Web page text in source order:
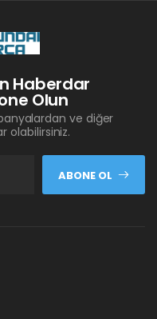
Haberdar
Olun
ve diğer
olabilirsiniz.
ABONE OL